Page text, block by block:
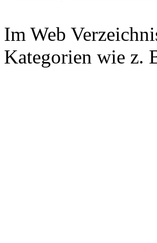
Im Web
Kategorien wie z.